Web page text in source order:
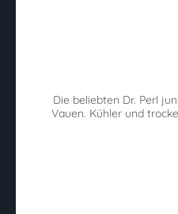
Die beliebten Dr. Perl
Vauen. Kühler und